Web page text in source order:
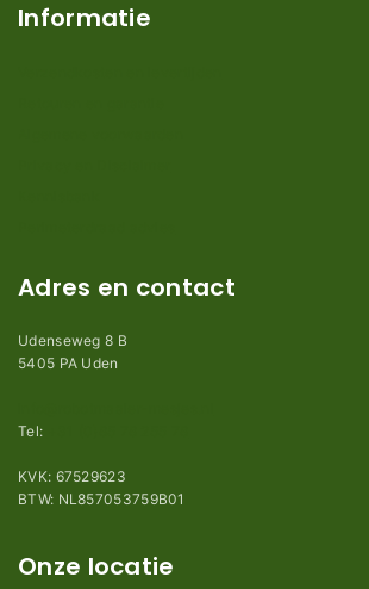
Informatie
Adres en contact
Udenseweg 8 B
5405 PA Uden
Tel:
KVK: 67529623
BTW: NL857053759B01
Onze locatie